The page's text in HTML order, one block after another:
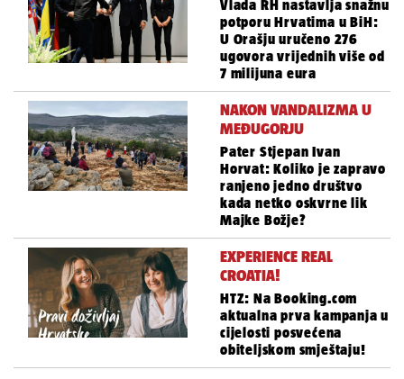
Vlada RH nastavlja snažnu
potporu Hrvatima u BiH:
U Orašju uručeno 276
ugovora vrijednih više od
7 milijuna eura
NAKON VANDALIZMA U
MEĐUGORJU
Pater Stjepan Ivan
Horvat: Koliko je zapravo
ranjeno jedno društvo
kada netko oskvrne lik
Majke Božje?
EXPERIENCE REAL
CROATIA!
HTZ: Na Booking.com
aktualna prva kampanja u
cijelosti posvećena
obiteljskom smještaju!